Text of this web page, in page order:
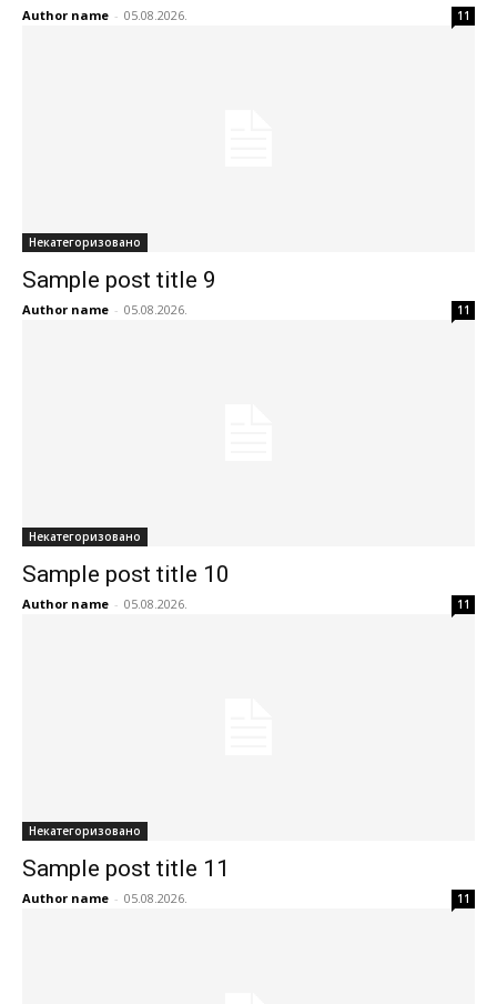
Author name - 05.08.2026. 11
Некатегоризовано
Sample post title 9
Author name - 05.08.2026. 11
Некатегоризовано
Sample post title 10
Author name - 05.08.2026. 11
Некатегоризовано
Sample post title 11
Author name - 05.08.2026. 11